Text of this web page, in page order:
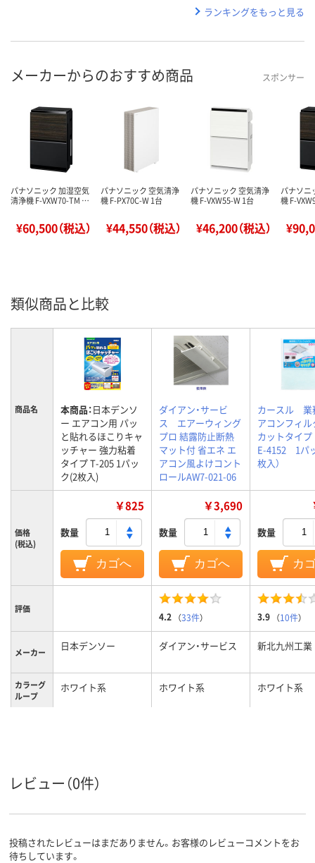
ランキングをもっと見る
メーカーからのおすすめ商品 スポンサー
パナソニック 加湿空気
清浄機 F-VXW70-TM …
¥60,500（税込）
パナソニック 空気清浄
機 F-PX70C-W 1台
¥44,550（税込）
パナソニック 空気清浄
機 F-VXW55-W 1台
¥46,200（税込）
パナソニ
機 F-
類似商品と比較
商品名 本商品：日本デンソ
ー エアコン用 パッ
と貼れるほこりキャ
ッチャー 強力粘着
タイプ T-205 1パッ
ク(2枚入)
ダイアン・サービ
ス エアーウィング
プロ 結露防止断熱
マット付 省エネ エ
アコン風よけコント
ロールAW7-021-06
カースル 業
アコンフィ
カットタ
E-4152 1パ
枚入）
価格
(税込)
￥825
数量
カゴへ
￥3,690
数量
カゴへ
数量
カ
評価
4.2 （33件） 3.9 （10件）
メーカー 日本デンソー ダイアン・サービス 新北九州工業
カラーグ
ループ
ホワイト系 ホワイト系 ホワイト系
レビュー（0件）
投稿されたレビューはまだありません。お客様のレビューコメントをお
待ちしています。